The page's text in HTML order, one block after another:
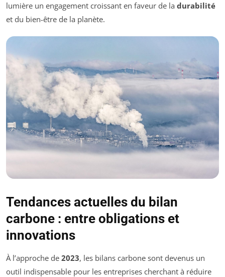
lumière un engagement croissant en faveur de la durabilité
et du bien-être de la planète.
Tendances actuelles du bilan
carbone : entre obligations et
innovations
À l’approche de 2023, les bilans carbone sont devenus un
outil indispensable pour les entreprises cherchant à réduire